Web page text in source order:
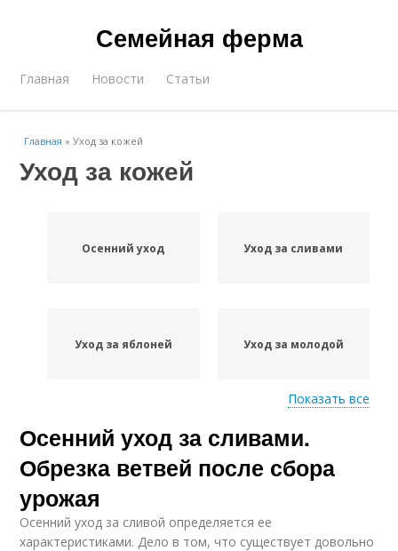
Семейная ферма
Главная Новости Статьи
Главная »Уход за кожей
Уход за кожей
Осенний уход Уход за сливами
Уход за яблоней Уход за молодой
Уход за старой
яблоней
Уход за розами
Уход за лицом Уход за смородиной
Показать все
Осенний уход за сливами.
Обрезка ветвей после сбора
урожая
Осенний уход за сливой определяется ее
характеристиками. Дело в том, что существует довольно